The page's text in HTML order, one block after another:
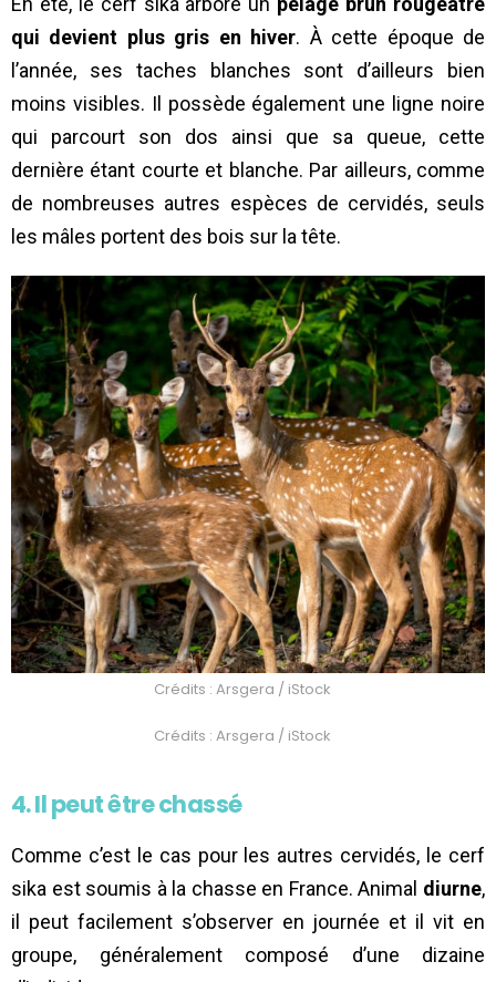
qui devient plus gris en hiver. À cette époque de
l’année, ses taches blanches sont d’ailleurs bien
moins visibles. Il possède également une ligne noire
qui parcourt son dos ainsi que sa queue, cette
dernière étant courte et blanche. Par ailleurs, comme
de nombreuses autres espèces de cervidés, seuls
les mâles portent des bois sur la tête.
Crédits : Arsgera / iStock
Crédits : Arsgera / iStock
4. Il peut être chassé
Comme c’est le cas pour les autres cervidés, le cerf
sika est soumis à la chasse en France. Animal diurne,
il peut facilement s’observer en journée et il vit en
groupe, généralement composé d’une dizaine